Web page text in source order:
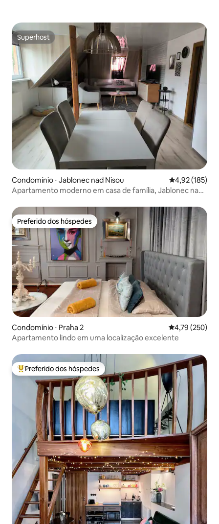
Superhost
Superhost
Condomínio ⋅ Jablonec nad Nisou 4,92 de uma
4,92 (185)
Apartamento moderno em casa de família, Jablonec nad
Preferido dos hóspedes
Preferido dos hóspedes
Condomínio ⋅ Praha 2 4,79 de uma
4,79 (250)
Apartamento lindo em uma localização excelente
Entre os melhores preferidos dos hóspedes
Preferido dos hóspedes